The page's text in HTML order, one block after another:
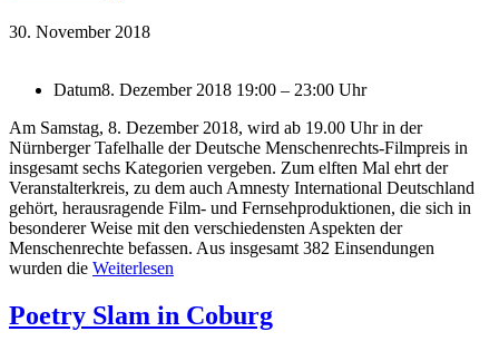
30. November 2018
Datum8. Dezember 2018 19:00 – 23:00 Uhr
Am Samstag, 8. Dezember 2018, wird ab 19.00 Uhr in der
Nürnberger Tafelhalle der Deutsche Menschenrechts-Filmpreis in
insgesamt sechs Kategorien vergeben. Zum elften Mal ehrt der
Veranstalterkreis, zu dem auch Amnesty International Deutschland
gehört, herausragende Film- und Fernsehproduktionen, die sich in
besonderer Weise mit den verschiedensten Aspekten der
Menschenrechte befassen. Aus insgesamt 382 Einsendungen
wurden die Weiterlesen
Poetry Slam in Coburg